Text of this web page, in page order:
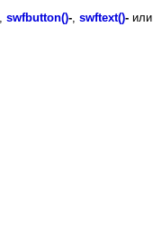
swfbutton()- swftext()- или